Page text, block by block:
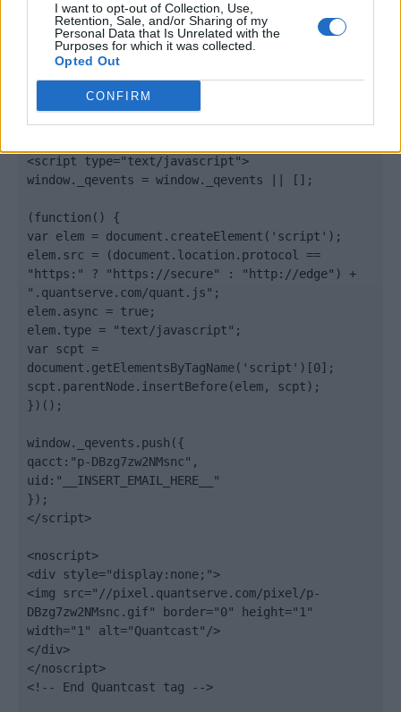
I want to opt-out of Collection, Use,
Retention, Sale, and/or Sharing of my
Personal Data that Is Unrelated with the
Purposes for which it was collected.
Opted Out
CONFIRM
Contato:geral@aponte.pt
</body>
<script type="text/javascript">
window._qevents = window._qevents || [];
(function() {
var elem = document.createElement('script');
elem.src = (document.location.protocol ==
"https:" ? "https://secure" : "http://edge") +
".quantserve.com/quant.js";
elem.async = true;
elem.type = "text/javascript";
var scpt =
document.getElementsByTagName('script')[0];
scpt.parentNode.insertBefore(elem, scpt);
})();
window._qevents.push({
qacct:"p-DBzg7zw2NMsnc",
uid:"__INSERT_EMAIL_HERE__"
});
</script>
<noscript>
<div style="display:none;">
<img src="//pixel.quantserve.com/pixel/p-
DBzg7zw2NMsnc.gif" border="0" height="1"
width="1" alt="Quantcast"/>
</div>
</noscript>
<!-- End Quantcast tag -->